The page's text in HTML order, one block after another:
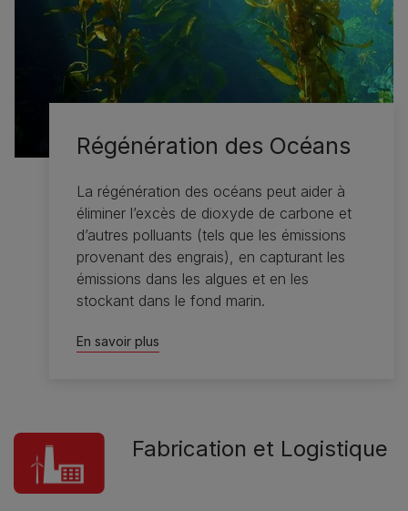
Régénération des Océans
La régénération des océans peut aider à
éliminer l’excès de dioxyde de carbone et
d’autres polluants (tels que les émissions
provenant des engrais), en capturant les
émissions dans les algues et en les
stockant dans le fond marin.
En savoir plus
Fabrication et Logistique